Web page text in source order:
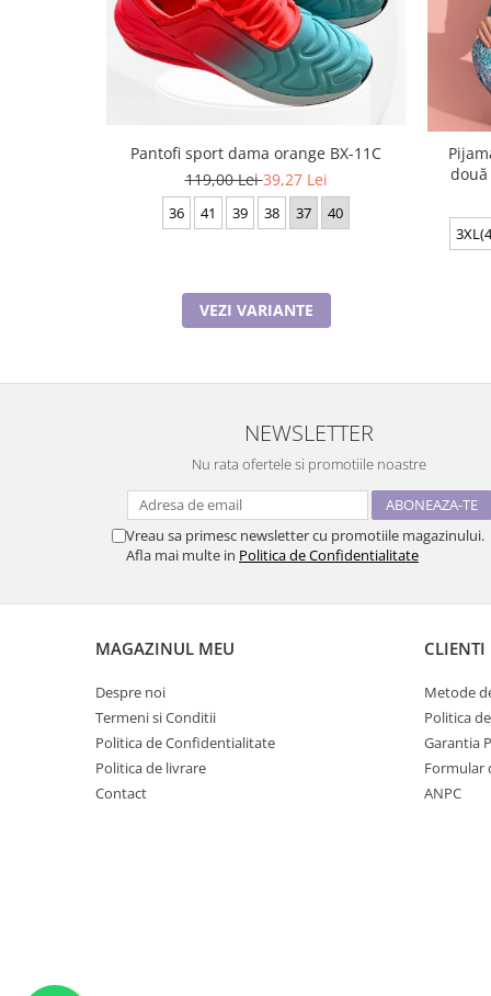
Pantofi sport dama orange BX-11C
119,00 Lei39,27 Lei
36 41 39 38 37 40
VEZI VARIANTE
două
NEWSLETTER
Nu rata ofertele si promotiile noastre
Vreau sa primesc newsletter cu promotiile magazinului.
Afla mai multe in Politica de Confidentialitate
MAGAZINUL MEU
Despre noi
Termeni si Conditii
Politica de Confidentialitate
Politica de livrare
Contact
CLIENTI
Metode
Politica
Garantia
Formular
ANPC